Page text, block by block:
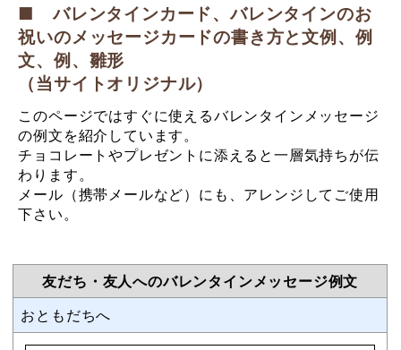
■ バレンタインカード、バレンタインのお
祝いのメッセージカードの書き方と文例、例
文、例、雛形
（当サイトオリジナル）
このページではすぐに使えるバレンタインメッセージ
の例文を紹介しています。
チョコレートやプレゼントに添えると一層気持ちが伝
わります。
メール（携帯メールなど）にも、アレンジしてご使用
下さい。
友だち・友人へのバレンタインメッセージ例文
おともだちへ